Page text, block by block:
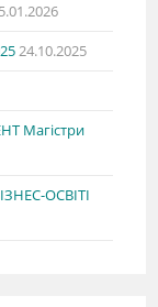
24.10.2025
Магістри
ОСВІТІ